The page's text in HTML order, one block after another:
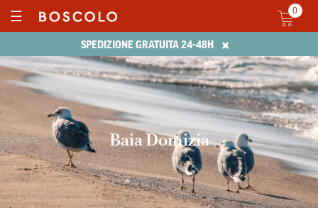
SPEDIZIONE GRATUITA 24-48H ×
☰ 0
Baia Domizia